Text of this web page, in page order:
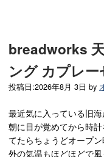
breadworks
ング カプレ
投稿日:2026年8月 3日 by
最近気に入っている旧
朝に目が覚めてから時
てたらちょうどオープ
外の気温もほどほどで